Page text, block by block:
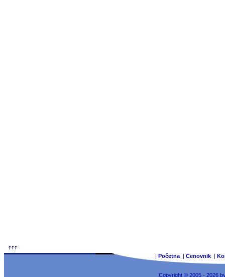
| Početna | Cenovnik |
Copyright © 2005 - 2026